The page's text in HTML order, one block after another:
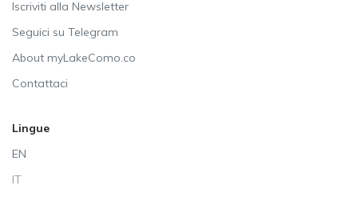
Iscriviti alla Newsletter
Seguici su Telegram
About myLakeComo.co
Contattaci
Lingue
EN
IT